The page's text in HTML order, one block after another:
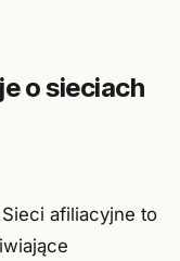
o sieciach
afiliacyjne to